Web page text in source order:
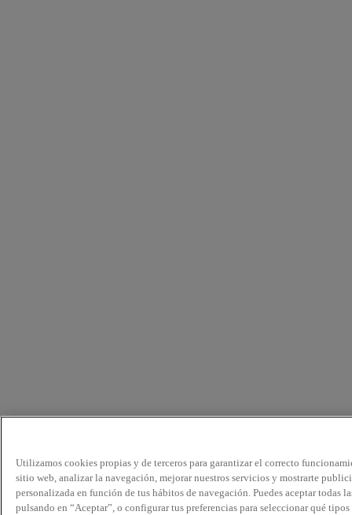
Utilizamos cookies propias y de terceros para garantizar el correcto
sitio web, analizar la navegación, mejorar nuestros servicios y mostrarte
personalizada en función de tus hábitos de navegación. Puedes aceptar todas
pulsando en “Aceptar”, o configurar tus preferencias para seleccionar qué tipos